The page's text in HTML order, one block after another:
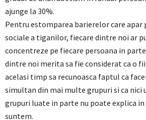
ajunge la 30%.
Pentru estomparea barierelor care
sociale a tiganilor, fiecare dintre noi ar
concentreze pe fiecare persoana in
dintre noi merita sa fie considerat ca o
acelasi timp sa recunoasca faptul ca
simultan din mai multe grupuri si ca nici
grupuri luate in parte nu poate explica
suntem.